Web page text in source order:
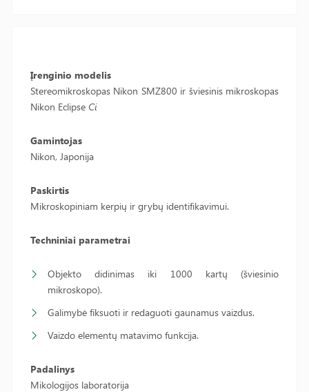
Įrenginio modelis
Stereomikroskopas Nikon SMZ800 ir šviesinis mikroskopas
Nikon Eclipse Ci
Gamintojas
Nikon, Japonija
Paskirtis
Mikroskopiniam kerpių ir grybų identifikavimui.
Techniniai parametrai
Objekto didinimas iki 1000 kartų (šviesinio
mikroskopo).
Galimybė fiksuoti ir redaguoti gaunamus vaizdus.
Vaizdo elementų matavimo funkcija.
Padalinys
Mikologijos laboratorija